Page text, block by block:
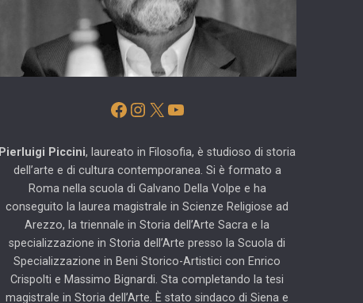
Facebook
Instagram
X YouTube
Pierluigi Piccini, laureato in Filosofia, è studioso di storia
dell’arte e di cultura contemporanea. Si è formato a
Roma nella scuola di Galvano Della Volpe e ha
conseguito la laurea magistrale in Scienze Religiose ad
Arezzo, la triennale in Storia dell’Arte Sacra e la
specializzazione in Storia dell’Arte presso la Scuola di
Specializzazione in Beni Storico-Artistici con Enrico
Crispolti e Massimo Bignardi. Sta completando la tesi
magistrale in Storia dell’Arte. È stato sindaco di Siena e